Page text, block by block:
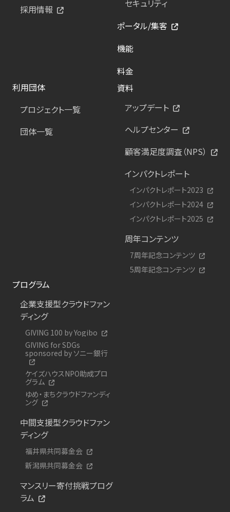
採用情報
セキュリティ
ポータル/集客
機能
料金
利用団体
プロジェクト一覧
団体一覧
資料
アップデート
ヘルプセンター
顧客満足度調査（NPS）
インパクトレポート
インパクトレポート2023
インパクトレポート2024
インパクトレポート2025
周年コンテンツ
7周年記念コンテンツ
5周年記念コンテンツ
プログラム
企業支援型クラウドファン
ディング
GIVING 100 by Yogibo
GIVING for SDGs
sponsored by ソニー銀行
ケイズハウスNPO助成プロ
グラム
ゆめ・まちクラウドファンディ
ング
中間支援型クラウドファン
ディング
福井県共同募金会
新潟県共同募金会
マンスリー寄付挑戦プログ
ラム